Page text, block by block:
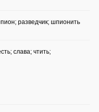
разведчик; шпионить
слава; чтить;